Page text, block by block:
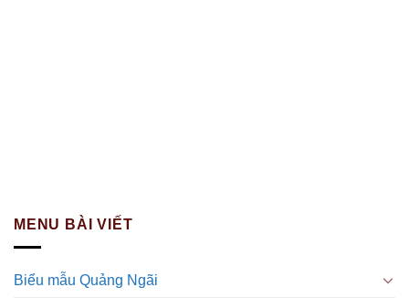
MENU BÀI VIẾT
Biểu mẫu Quảng Ngãi